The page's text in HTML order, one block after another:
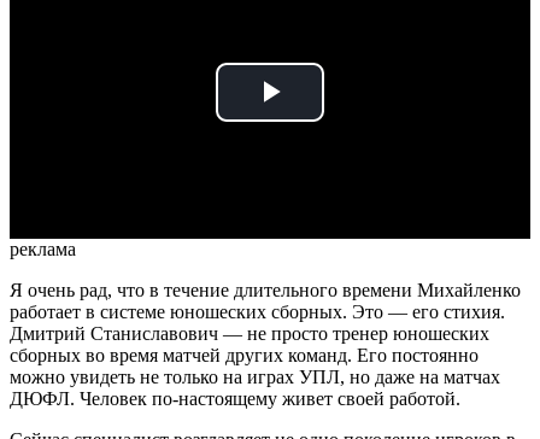
Play
реклама
Я очень рад, что в течение длительного времени Михайленко
работает в системе юношеских сборных. Это — его стихия.
Дмитрий Станиславович — не просто тренер юношеских
сборных во время матчей других команд. Его постоянно
можно увидеть не только на играх УПЛ, но даже на матчах
ДЮФЛ. Человек по-настоящему живет своей работой.